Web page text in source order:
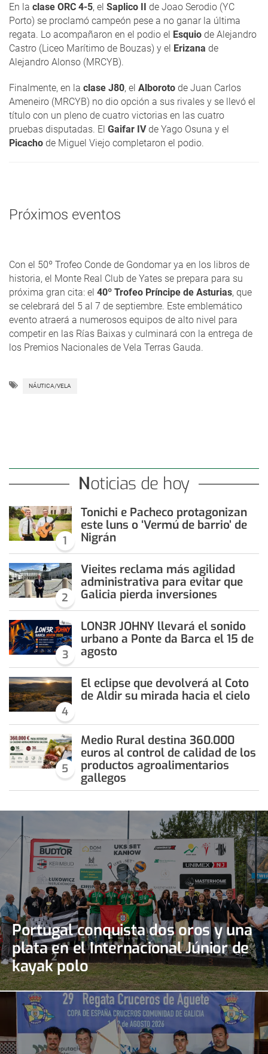
En la clase ORC 4-5, el Saplico II de Joao Serodio (YC
Porto) se proclamó campeón pese a no ganar la última
regata. Lo acompañaron en el podio el Esquio de Alejandro
Castro (Liceo Marítimo de Bouzas) y el Erizana de
Alejandro Alonso (MRCYB).
Finalmente, en la clase J80, el Alboroto de Juan Carlos
Ameneiro (MRCYB) no dio opción a sus rivales y se llevó el
título con un pleno de cuatro victorias en las cuatro
pruebas disputadas. El Gaifar IVde Yago Osuna y el
Picacho de Miguel Viejo completaron el podio.
Próximos eventos
Con el 50º Trofeo Conde de Gondomar ya en los libros de
historia, el Monte Real Club de Yates se prepara para su
próxima gran cita: el 40º Trofeo Príncipe de Asturias, que
se celebrará del 5 al 7 de septiembre. Este emblemático
evento atraerá a numerosos equipos de alto nivel para
competir en las Rías Baixas y culminará con la entrega de
los Premios Nacionales de Vela Terras Gauda.
NÁUTICA/VELA
Noticias de hoy
1
Tonichi e Pacheco protagonizan
este luns o ‘Vermú de barrio’ de
Nigrán
2
Vieites reclama más agilidad
administrativa para evitar que
Galicia pierda inversiones
3
LON3R JOHNY llevará el sonido
urbano a Ponte da Barca el 15 de
agosto
4
El eclipse que devolverá al Coto
de Aldir su mirada hacia el cielo
5
Medio Rural destina 360.000
euros al control de calidad de los
productos agroalimentarios
gallegos
Portugal conquista dos oros y una
plata en el Internacional Júnior de
kayak polo